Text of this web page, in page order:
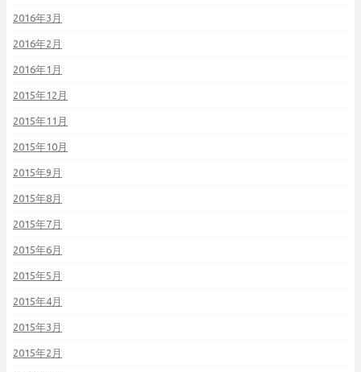
2016年3月
2016年2月
2016年1月
2015年12月
2015年11月
2015年10月
2015年9月
2015年8月
2015年7月
2015年6月
2015年5月
2015年4月
2015年3月
2015年2月